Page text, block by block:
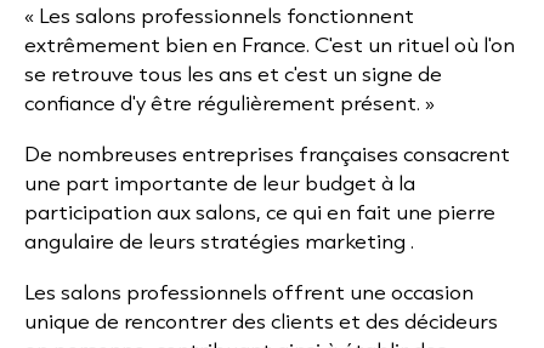
« Les salons professionnels fonctionnent
extrêmement bien en France. C'est un rituel où l'on
se retrouve tous les ans et c'est un signe de
confiance d'y être régulièrement présent. »
De nombreuses entreprises françaises consacrent
une part importante de leur budget à la
participation aux salons, ce qui en fait une pierre
angulaire de leurs stratégies marketing .
Les salons professionnels offrent une occasion
unique de rencontrer des clients et des décideurs